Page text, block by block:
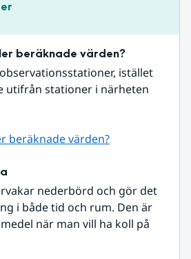
beräknade värden?
istället
utifrån stationer i närheten
beräknade värden?
nederbörd och gör det
i både tid och rum. Den är
när man vill ha koll på